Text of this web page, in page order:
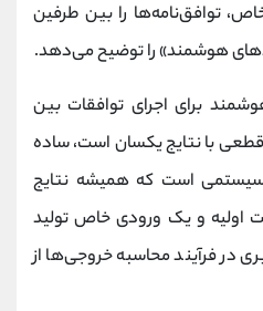
توافق‌نامه‌ها را بین طرفین
هوشمند» را توضیح می‌دهد.
برای اجرای توافقات بین
قطعی با نتایج یکسان است، ساده
است که همیشه نتایج
اولیه و یک ورودی خاص تولید
در فرآیند محاسبه خروجی‌ها از